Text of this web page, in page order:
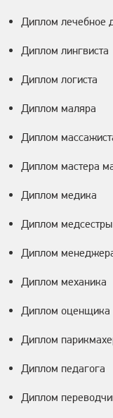
Диплом лечебное
Диплом лингвиста
Диплом логиста
Диплом маляра
Диплом
Диплом мастера
Диплом медика
Диплом медсестры
Диплом
Диплом механика
Диплом оценщика
Диплом
Диплом педагога
Диплом